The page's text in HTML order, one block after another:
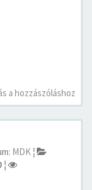
a hozzászóláshoz
MDK ¦
¦